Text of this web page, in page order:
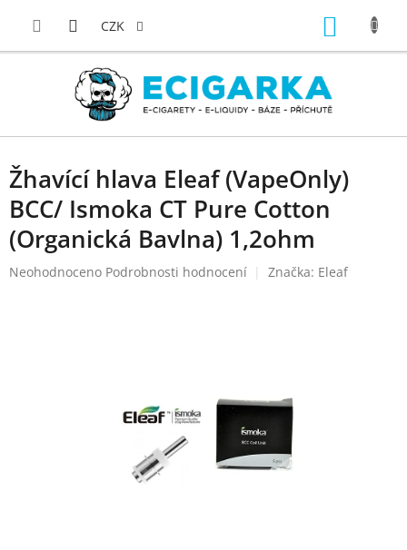
CZK
Žhavící hlava Eleaf (VapeOnly)
BCC/ Ismoka CT Pure Cotton
(Organická Bavlna) 1,2ohm
Průměrné
Neohodnoceno Podrobnosti hodnocení Značka: Eleaf